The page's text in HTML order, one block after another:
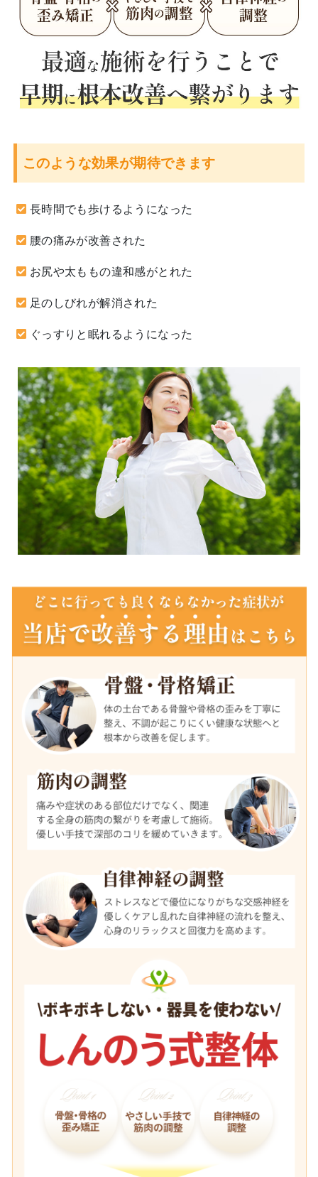
このような効果が期待できます
長時間でも歩けるようになった
腰の痛みが改善された
お尻や太ももの違和感がとれた
足のしびれが解消された
ぐっすりと眠れるようになった